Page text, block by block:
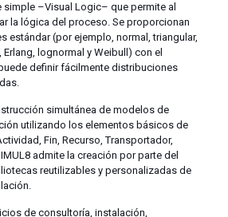
–Visual Logic– que permite al
la lógica del proceso. Se proporcionan
estándar (por ejemplo, normal, triangular,
lognormal y Weibull) con el
definir fácilmente distribuciones
simultánea de modelos de
utilizando los elementos básicos de
Fin, Recurso, Transportador,
admite la creación por parte del
reutilizables y personalizadas de
de consultoría, instalación,